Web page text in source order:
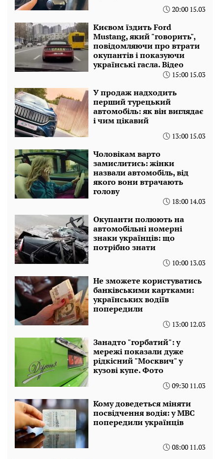
20:00 15.03
Києвом їздить Ford
Mustang, який "говорить",
повідомляючи про втрати
окупантів і показуючи
українські гасла. Відео
15:00 15.03
У продаж надходить
перший турецький
автомобіль: як він виглядає
і чим цікавий
13:00 15.03
Чоловікам варто
замислитись: жінки
назвали автомобіль, від
якого вони втрачають
голову
18:00 14.03
Окупанти полюють на
автомобільні номерні
знаки українців: що
потрібно знати
10:00 13.03
Не зможете користуватись
банківськими картками:
українських водіїв
попередили
13:00 12.03
Занадто "горбатий": у
мережі показали дуже
рідкісний "Москвич" у
кузові купе. Фото
09:30 11.03
Кому доведеться міняти
посвідчення водія: у МВС
попередили українців
08:00 11.03